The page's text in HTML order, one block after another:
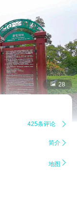
 28
425条评论 
简介 
地图 